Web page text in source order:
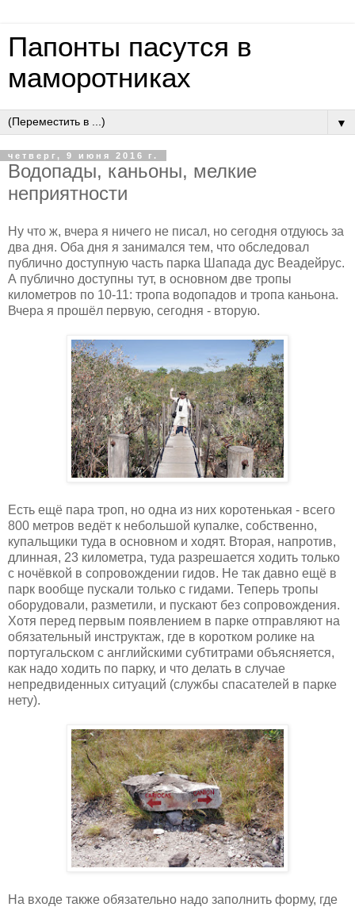
Папонты пасутся в
маморотниках
▼
четверг, 9 июня 2016 г.
Водопады, каньоны, мелкие
неприятности
Ну что ж, вчера я ничего не писал, но сегодня отдуюсь за
два дня. Оба дня я занимался тем, что обследовал
публично доступную часть парка Шапада дус Веадейрус.
А публично доступны тут, в основном две тропы
километров по 10-11: тропа водопадов и тропа каньона.
Вчера я прошёл первую, сегодня - вторую.
Есть ещё пара троп, но одна из них коротенькая - всего
800 метров ведёт к небольшой купалке, собственно,
купальщики туда в основном и ходят. Вторая, напротив,
длинная, 23 километра, туда разрешается ходить только
с ночёвкой в сопровождении гидов. Не так давно ещё в
парк вообще пускали только с гидами. Теперь тропы
оборудовали, разметили, и пускают без сопровождения.
Хотя перед первым появлением в парке отправляют на
обязательный инструктаж, где в коротком ролике на
португальском с английскими субтитрами объясняется,
как надо ходить по парку, и что делать в случае
непредвиденных ситуаций (службы спасателей в парке
нету).
На входе также обязательно надо заполнить форму, где